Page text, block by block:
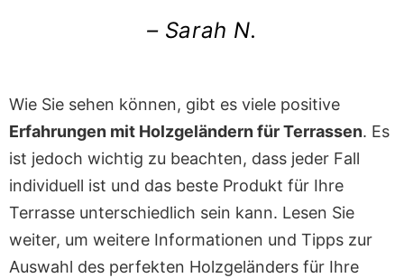
– Sarah N.
Wie Sie sehen können, gibt es viele positive
Erfahrungen mit Holzgeländern für Terrassen. Es
ist jedoch wichtig zu beachten, dass jeder Fall
individuell ist und das beste Produkt für Ihre
Terrasse unterschiedlich sein kann. Lesen Sie
weiter, um weitere Informationen und Tipps zur
Auswahl des perfekten Holzgeländers für Ihre